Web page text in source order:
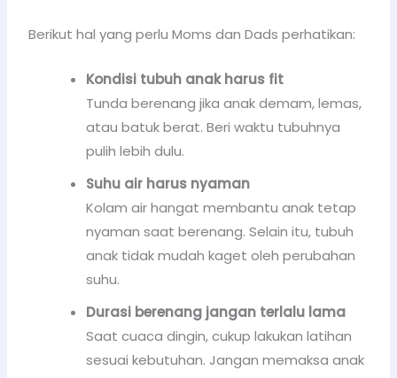
Berikut hal yang perlu Moms dan Dads perhatikan:
Kondisi tubuh anak harus fit
Tunda berenang jika anak demam, lemas,
atau batuk berat. Beri waktu tubuhnya
pulih lebih dulu.
Suhu air harus nyaman
Kolam air hangat membantu anak tetap
nyaman saat berenang. Selain itu, tubuh
anak tidak mudah kaget oleh perubahan
suhu.
Durasi berenang jangan terlalu lama
Saat cuaca dingin, cukup lakukan latihan
sesuai kebutuhan. Jangan memaksa anak